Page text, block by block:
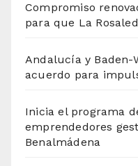
Compromiso
para que La
Andalucía y
acuerdo para
Inicia el programa
emprendedores
Benalmádena